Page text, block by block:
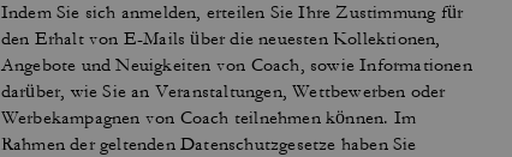
Indem Sie sich anmelden, erteilen Sie Ihre Zustimmung für
den Erhalt von E-Mails über die neuesten Kollektionen,
Angebote und Neuigkeiten von Coach, sowie Informationen
darüber, wie Sie an Veranstaltungen, Wettbewerben oder
Werbekampagnen von Coach teilnehmen können. Im
Rahmen der geltenden Datenschutzgesetze haben Sie